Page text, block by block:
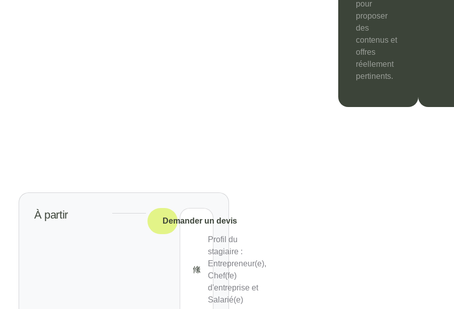
pour
proposer
des
contenus et
offres
réellement
pertinents.
À partir Demander un devis
Profil du
stagiaire :
Entrepreneur(e),
Chef(fe)
d'entreprise et
Salarié(e)